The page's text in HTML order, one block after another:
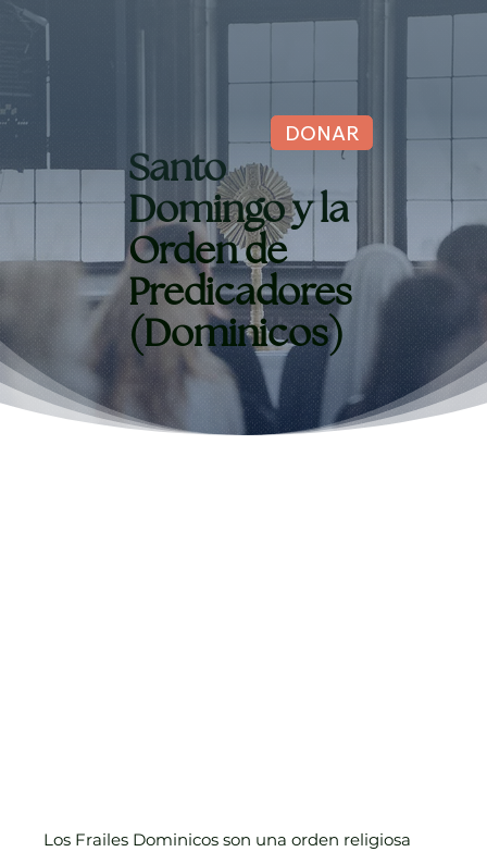
DONAR
Santo
Domingo y la
Orden de
Predicadores
(Dominicos)
Los Frailes Dominicos son una orden religiosa